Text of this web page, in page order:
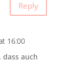
Reply
16:00
dass auch